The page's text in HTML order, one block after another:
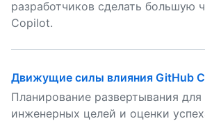
разработчиков сделать большую
Copilot.
Движущие силы влияния GitHub
Планирование развертывания
инженерных целей и оценки